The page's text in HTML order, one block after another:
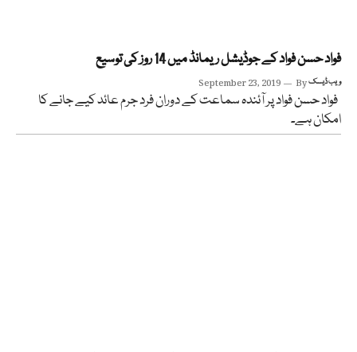
فواد حسن فواد کے جوڈیشل ریمانڈ میں 14 روز کی توسیع
September 23, 2019 Byویب ڈیسک
فواد حسن فواد پر آئندہ سماعت کے دوران فرد جرم عائد کیے جانے کا
امکان ہے۔